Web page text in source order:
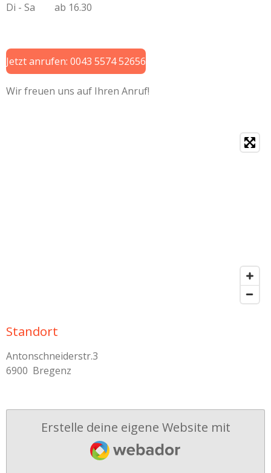
Di - Sa ab 16.30
Jetzt anrufen: 0043 5574 52656
Wir freuen uns auf Ihren Anruf!
Standort
Antonschneiderstr.3
6900 Bregenz
Erstelle deine eigene Website mit
Webador